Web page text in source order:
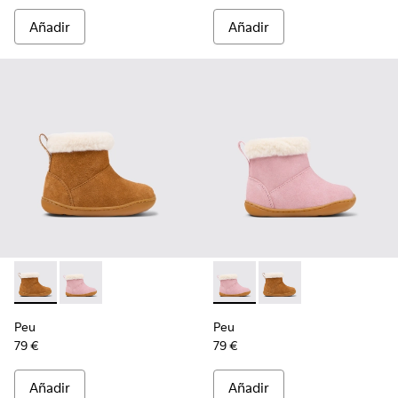
Añadir Añadir
Peu - K900388-001 - Botines de nobuk marrón para niños.
Peu - K900388-002 - Botines de nobuk rosa para
Peu
79 €
Añadir
Peu - K900388-002 -
Peu - K900388-001
Peu
79 €
Añadir